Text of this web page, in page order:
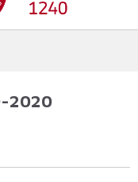
2020